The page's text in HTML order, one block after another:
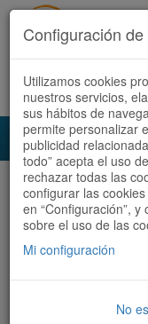
Acceder
Audioruta Todas las
Todas las
Filtrar las rutas
Configuración
Utilizamos cookies
nuestros servicios,
sus hábitos de
permite personalizar
publicidad
todo” acepta el uso
rechazar todas las
configurar las
en “Configuración”,
sobre el uso de las
Mi configuración
No